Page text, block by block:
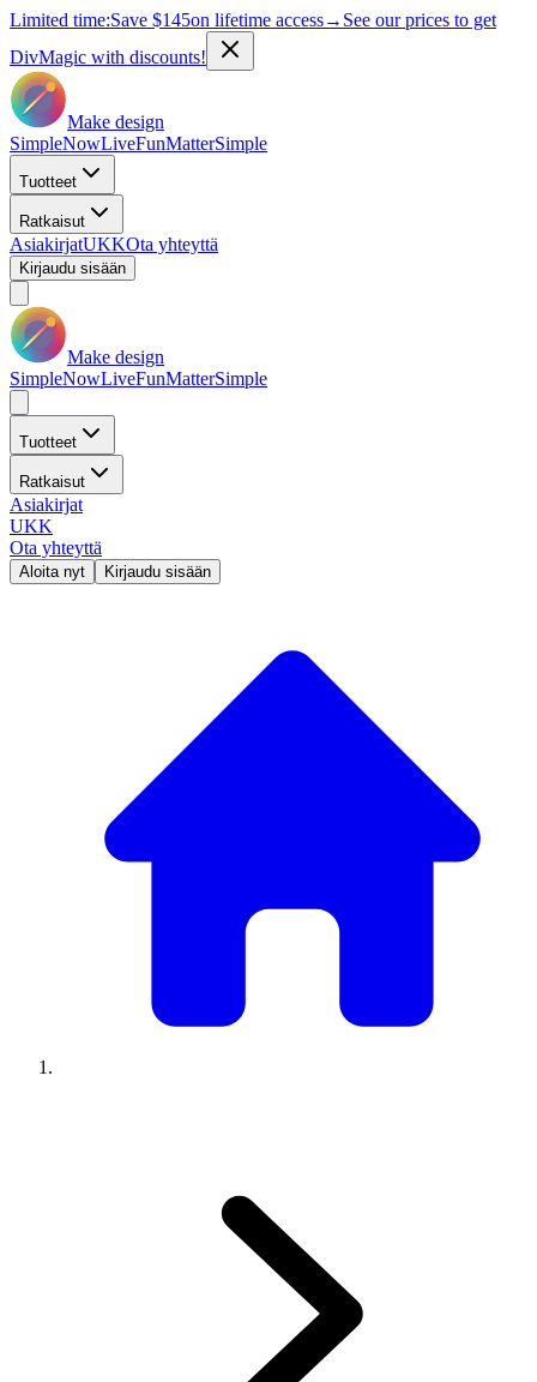
Limited time:Save $145on lifetime access→ See our prices to get
DivMagic with discounts!
Make design
SimpleNowLiveFunMatterSimple
Tuotteet
Ratkaisut
AsiakirjatUKKOta yhteyttä
Kirjaudu sisään
Make design
SimpleNowLiveFunMatterSimple
Tuotteet
Ratkaisut
Asiakirjat
UKK
Ota yhteyttä
Aloita nyt Kirjaudu sisään